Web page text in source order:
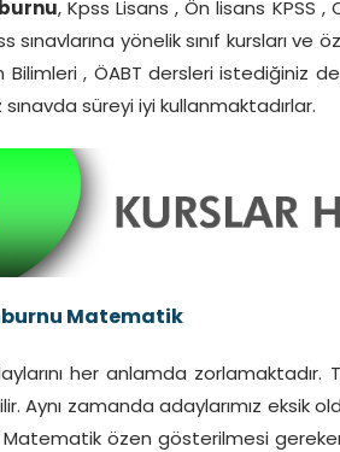
, Kpss Lisans , Ön lisans KPSS
sınavlarına yönelik sınıf kursları
Bilimleri , ÖABT dersleri istediğiniz
sınavda süreyi iyi kullanmaktadırlar.
Matematik
her anlamda zorlamaktadır.
Aynı zamanda adaylarımız eksik
Matematik özen gösterilmesi